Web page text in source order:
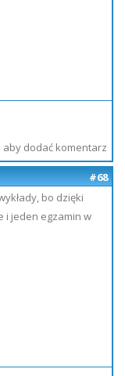
aby dodać komentarz
#68
bo dzięki
i jeden egzamin w